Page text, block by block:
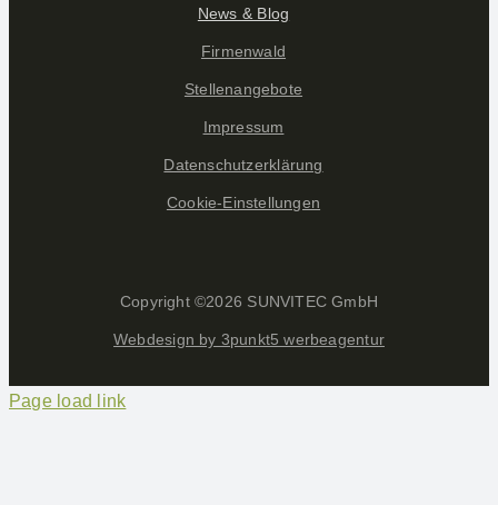
News & Blog
Firmenwald
Stellenangebote
Impressum
Datenschutzerklärung
Cookie-Einstellungen
Copyright ©2026 SUNVITEC GmbH
Webdesign by 3punkt5 werbeagentur
Page load link